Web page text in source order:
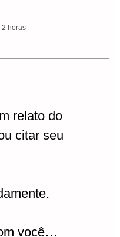
2 horas
relato do
citar seu
você…